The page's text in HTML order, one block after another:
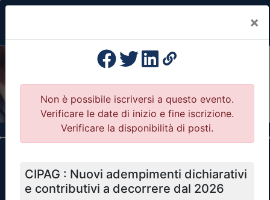
×
Previous
Il portale della formazione per Ordini e
Collegi Professionali